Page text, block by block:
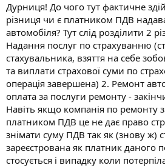
Дурниця! До чого тут фактичне
різниця чи є платником ПДВ
автомобіля? Тут слід розділити 2
Надання послуг по страхуванню
стахувальника, взяття на себе
та виплати страхової суми по
операція завершена) 2. Ремонт
оплата за послуги ремонту -
Навіть якщо компанія по ремонту
платником ПДВ це не дає право
знімати суму ПДВ так як (знову ж)
зареєстрована як платник даного
стосується і випадку коли